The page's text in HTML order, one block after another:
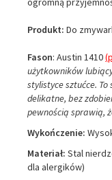
Produkt: Do
Fason: Austin 1410
użytkowników
stylistyce sztućce.
delikatne, bez
pewnością sprawią,
Wykończenie:
Materiał: Stal
dla alergików)